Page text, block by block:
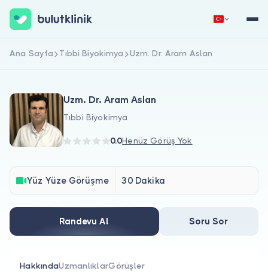
Hakkımızda
Hastalar için
Doktorlar için
Doktor musunuz?
Hemen Kaydol Giriş Yap
Ana Sayfa Tıbbi Biyokimya Uzm. Dr. Aram Aslan
Uzm. Dr. Aram Aslan
Tıbbi Biyokimya
0.0Henüz Görüş Yok
Yüz Yüze Görüşme 30 Dakika
Randevu Al Soru Sor
HakkındaUzmanlıklarGörüşler